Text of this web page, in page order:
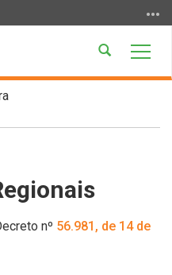
Abrir
nº 56.981, de 14 de